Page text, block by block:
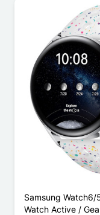
Samsung
Watch Active /